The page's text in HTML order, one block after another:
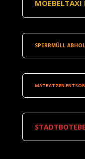
MOEBELTAXI
SPERRMÜLL
MATRATZEN